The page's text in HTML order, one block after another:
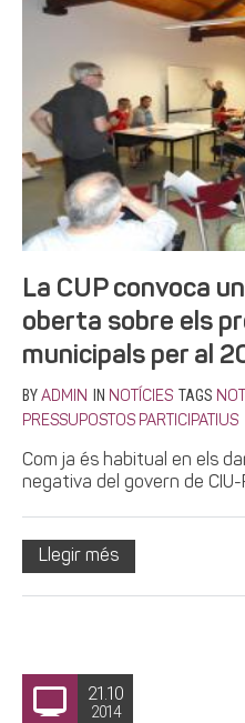
La CUP convoca
oberta sobre els
municipals per al
BY ADMIN IN NOTÍCIES TAGS
PRESSUPOSTOS PARTICIPATIUS
Com ja és habitual en els
negativa del govern de
Llegir més
21.10
2014